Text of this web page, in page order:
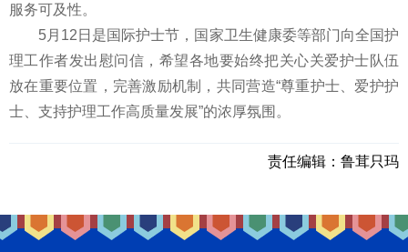
服务可及性。
5月12日是国际护士节，国家卫生健康委等部门向全国护
理工作者发出慰问信，希望各地要始终把关心关爱护士队伍
放在重要位置，完善激励机制，共同营造“尊重护士、爱护护
士、支持护理工作高质量发展”的浓厚氛围。
责任编辑： 鲁茸只玛